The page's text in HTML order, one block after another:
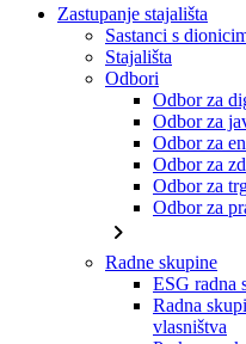
Zastupanje stajališta
Sastanci s
Stajališta
Odbori
Odbor za
Odbor za
Odbor za
Odbor za
Odbor za
Odbor za
chevron_right
Radne skupine
ESG radna
Radna
vlasništva